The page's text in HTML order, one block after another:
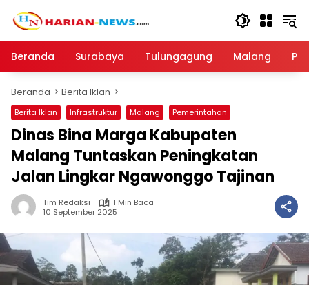
Beranda
Surabaya Tulungagung Malang
Beranda Berita Iklan
Berita Iklan Infrastruktur Malang Pemerintahan
Dinas Bina Marga Kabupaten
Malang Tuntaskan Peningkatan
Jalan Lingkar Ngawonggo Tajinan
Tim Redaksi
1 Min Baca
10 September 2025